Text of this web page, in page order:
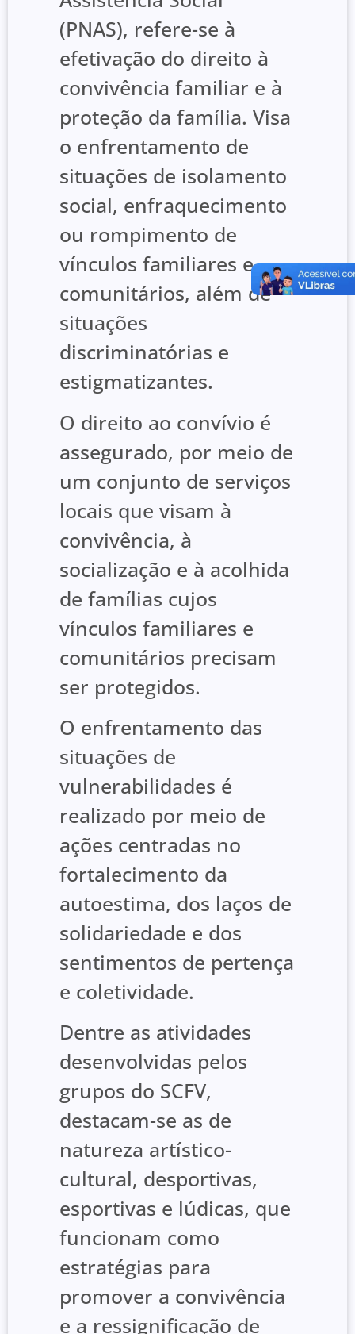
(PNAS), refere-se à
efetivação do direito à
convivência familiar e à
proteção da família. Visa
o enfrentamento de
situações de isolamento
social, enfraquecimento
ou rompimento de
vínculos familiares e
comunitários, além de
situações
discriminatórias e
estigmatizantes.
O direito ao convívio é
assegurado, por meio de
um conjunto de serviços
locais que visam à
convivência, à
socialização e à acolhida
de famílias cujos
vínculos familiares e
comunitários precisam
ser protegidos.
O enfrentamento das
situações de
vulnerabilidades é
realizado por meio de
ações centradas no
fortalecimento da
autoestima, dos laços de
solidariedade e dos
sentimentos de pertença
e coletividade.
Dentre as atividades
desenvolvidas pelos
grupos do SCFV,
destacam-se as de
natureza artístico-
cultural, desportivas,
esportivas e lúdicas, que
funcionam como
estratégias para
promover a convivência
e a ressignificação de